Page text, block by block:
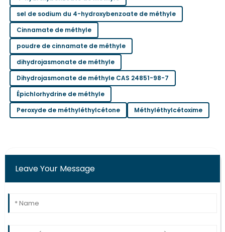
sel de sodium du 4-hydroxybenzoate de méthyle
Cinnamate de méthyle
poudre de cinnamate de méthyle
dihydrojasmonate de méthyle
Dihydrojasmonate de méthyle CAS 24851-98-7
Épichlorhydrine de méthyle
Peroxyde de méthyléthylcétone
Méthyléthylcétoxime
Leave Your Message